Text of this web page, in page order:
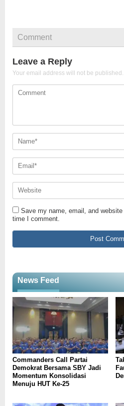
Comment
Leave a Reply
Your email address will not be published.
Save my name, email, and
time I comment.
News Feed
Commanders Call Partai
Demokrat Bersama SBY Jadi
Momentum Konsolidasi
Menuju HUT Ke-25